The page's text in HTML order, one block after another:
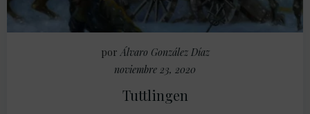
por Álvaro González Díaz
noviembre 23, 2020
Tuttlingen